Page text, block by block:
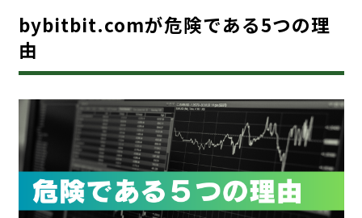
bybitbit.comが危険である5つの理
由